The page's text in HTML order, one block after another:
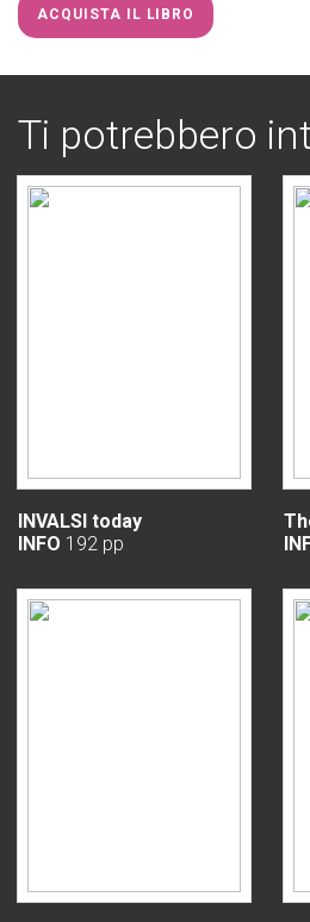
ACQUISTA IL LIBRO
Ti potrebbero
INVALSI today
INFO 192 pp